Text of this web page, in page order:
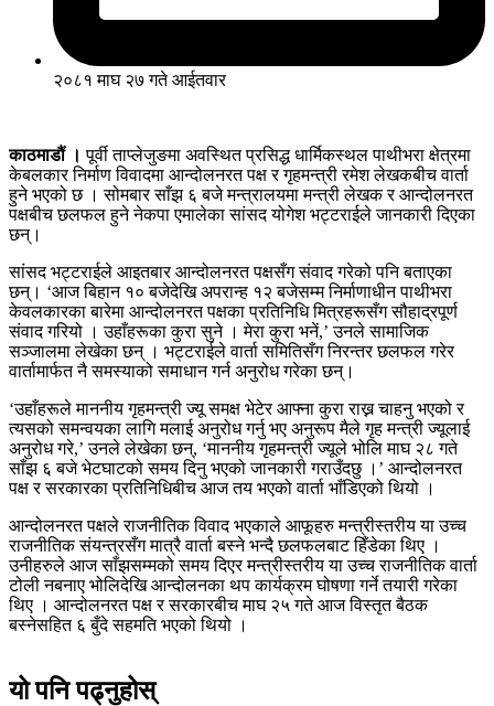
२०८१ माघ २७ गते आईतवार
काठमाडौं ।पूर्वी ताप्लेजुङमा अवस्थित प्रसिद्ध धार्मिकस्थल पाथीभरा क्षेत्रमा
केबलकार निर्माण विवादमा आन्दोलनरत पक्ष र गृहमन्त्री रमेश लेखकबीच वार्ता
हुने भएको छ । सोमबार साँझ ६ बजे मन्त्रालयमा मन्त्री लेखक र आन्दोलनरत
पक्षबीच छलफल हुने नेकपा एमालेका सांसद योगेश भट्टराईले जानकारी दिएका
छन्।
सांसद भट्टराईले आइतबार आन्दोलनरत पक्षसँग संवाद गरेको पनि बताएका
छन्। ‘आज बिहान १० बजेदेखि अपरान्ह १२ बजेसम्म निर्माणाधीन पाथीभरा
केवलकारका बारेमा आन्दोलनरत पक्षका प्रतिनिधि मित्रहरूसँग सौहाद्रपूर्ण
संवाद गरियो । उहाँहरूका कुरा सुने । मेरा कुरा भनें,’ उनले सामाजिक
सञ्जालमा लेखेका छन् । भट्टराईले वार्ता समितिसँग निरन्तर छलफल गरेर
वार्तामार्फत नै समस्याको समाधान गर्न अनुरोध गरेका छन्।
‘उहाँहरूले माननीय गृहमन्त्री ज्यू समक्ष भेटेर आफ्ना कुरा राख्न चाहनु भएको र
त्यसको समन्वयका लागि मलाई अनुरोध गर्नु भए अनुरूप मैले गृह मन्त्री ज्यूलाई
अनुरोध गरे,’ उनले लेखेका छन्, ‘माननीय गृहमन्त्री ज्यूले भोलि माघ २८ गते
साँझ ६ बजे भेटघाटको समय दिनु भएको जानकारी गराउँदछु ।’ आन्दोलनरत
पक्ष र सरकारका प्रतिनिधिबीच आज तय भएको वार्ता भाँडिएको थियो ।
आन्दोलनरत पक्षले राजनीतिक विवाद भएकाले आफूहरु मन्त्रीस्तरीय या उच्च
राजनीतिक संयन्त्रसँग मात्रै वार्ता बस्ने भन्दै छलफलबाट हिँडेका थिए ।
उनीहरुले आज साँझसम्मको समय दिएर मन्त्रीस्तरीय या उच्च राजनीतिक वार्ता
टोली नबनाए भोलिदेखि आन्दोलनका थप कार्यक्रम घोषणा गर्ने तयारी गरेका
थिए । आन्दोलनरत पक्ष र सरकारबीच माघ २५ गते आज विस्तृत बैठक
बस्नेसहित ६ बुँदे सहमति भएको थियो ।
यो पनि पढ्नुहोस्